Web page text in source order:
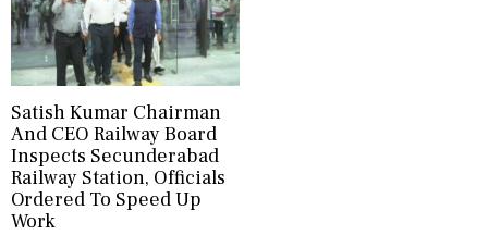
Satish Kumar Chairman
And CEO Railway Board
Inspects Secunderabad
Railway Station, Officials
Ordered To Speed Up
Work